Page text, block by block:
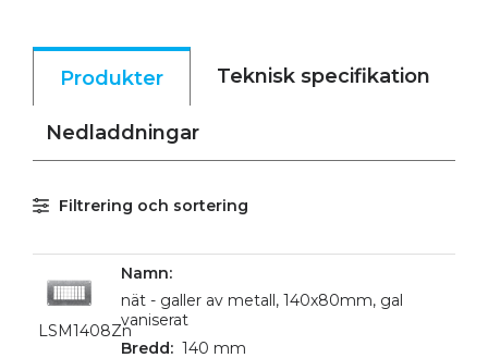
Produkter Teknisk specifikation
Nedladdningar
Filtrering och sortering
LSM1408Zn
nät - galler av metall, 140x80mm, gal
vaniserat
140 mm